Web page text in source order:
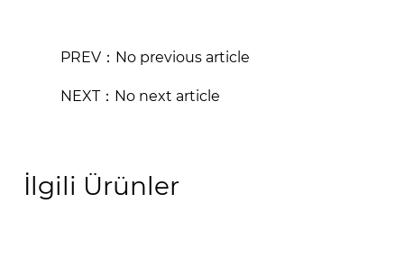
PREV：No previous article
NEXT：No next article
İlgili Ürünler